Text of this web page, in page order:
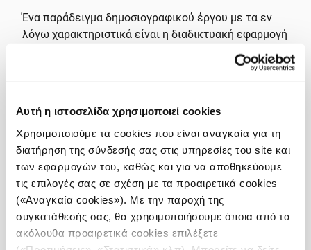
Αυτή η ιστοσελίδα χρησιμοποιεί cookies
Χρησιμοποιούμε τα cookies που είναι αναγκαία για τη
διατήρηση της σύνδεσής σας στις υπηρεσίες του site και
των εφαρμογών του, καθώς και για να αποθηκεύουμε
τις επιλογές σας σε σχέση με τα προαιρετικά cookies
(«Αναγκαία cookies»). Με την παροχή της
συγκατάθεσής σας, θα χρησιμοποιήσουμε όποια από τα
ακόλουθα προαιρετικά cookies επιλέξετε
Ένα παράδειγμα δημοσιογραφικού έργου με τα εν
λόγω χαρακτηριστικά είναι η διαδικτυακή εφαρμογή
για τους
πλειστηριασμούς στην Ελλάδα από
το 2018 και εφεξής: μελετήσαμε
χιλιάδες ηλεκτρονικούς πλειστηριασμούς στη
χώρα, οργανώσαμε και δομήσαμε τα στοιχεία σε
μηχαναγνώσιμη μορφή και, στη συνέχεια,θέσαμε
ερωτήσειςστα δεδομένα μας (δηλαδή, τα
αναλύσαμε), ώστε να πάρουμε απαντήσεις που
συγκροτούν τογεγονός και οι οποίες
παρουσιάζονται στην εφαρμογή –ποια είναι η
εξέλιξη των πλειστηριασμών στον χρόνο, ποια είναι